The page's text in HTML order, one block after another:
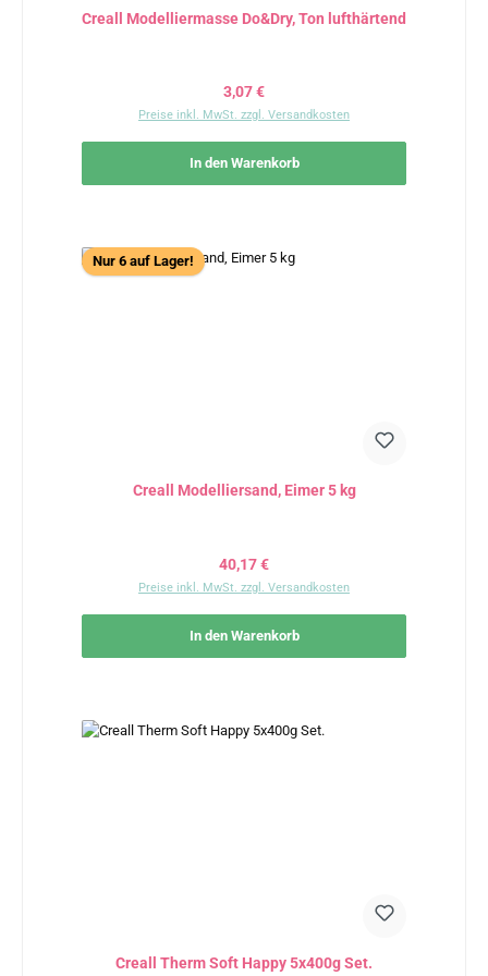
Creall Modelliermasse Do&Dry, Ton lufthärtend
Regulärer Preis:
3,07 €
Preise inkl. MwSt. zzgl. Versandkosten
In den Warenkorb
Nur 6 auf Lager!
Creall Modelliersand, Eimer 5 kg
Regulärer Preis:
40,17 €
Preise inkl. MwSt. zzgl. Versandkosten
In den Warenkorb
Creall Therm Soft Happy 5x400g Set.